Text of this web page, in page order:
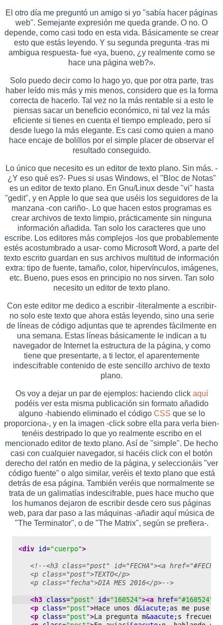
El otro día me preguntó un amigo si yo "sabía hacer páginas
web". Semejante expresión me queda grande. O no. O
depende, como casi todo en esta vida. Básicamente se crear
esto que estás leyendo. Y su segunda pregunta -tras mi
ambigua respuesta- fue «ya, bueno, ¿y realmente como se
hace una página web?».
Solo puedo decir como lo hago yo, que por otra parte, tras
haber leído mis más y mis menos, considero que es la forma
correcta de hacerlo. Tal vez no la más rentable si a esto le
piensas sacar un beneficio económico, ni tal vez la más
eficiente si tienes en cuenta el tiempo empleado, pero sí
desde luego la más elegante. Es casi como quien a mano
hace encaje de bolillos por el simple placer de observar el
resultado conseguido.
Lo único que necesito es un editor de texto plano. Sin más. -
¿Y eso qué es?- Pues si usas Windows, el "Bloc de Notas"
es un editor de texto plano. En Gnu/Linux desde "vi" hasta
"gedit", y en Apple lo que sea que uséis los seguidores de la
manzana -con cariño-. Lo que hacen estos programas es
crear archivos de texto limpio, prácticamente sin ninguna
información añadida. Tan solo los caracteres que uno
escribe. Los editores más complejos -los que probablemente
estés acostumbrado a usar- como Microsoft Word, a parte del
texto escrito guardan en sus archivos multitud de información
extra: tipo de fuente, tamaño, color, hipervínculos, imágenes,
etc. Bueno, pues esos en principio no nos sirven. Tan solo
necesito un editor de texto plano.
Con este editor me dedico a escribir -literalmente a escribir-
no solo este texto que ahora estás leyendo, sino una serie
de líneas de código adjuntas que te aprendes fácilmente en
una semana. Estas líneas básicamente le indican a tu
navegador de Internet la estructura de la página, y como
tiene que presentarte, a ti lector, el aparentemente
indescifrable contenido de este sencillo archivo de texto
plano.
Os voy a dejar un par de ejemplos: haciendo click aquí
podéis ver esta misma publicación sin formato añadido
alguno -habiendo eliminado el código CSS que se lo
proporciona-, y en la imagen -click sobre ella para verla bien-
tenéis destripado lo que yo realmente escribo en el
mencionado editor de texto plano. Así de "simple". De hecho
casi con cualquier navegador, si hacéis click con el botón
derecho del ratón en medio de la página, y seleccionáis "ver
código fuente" o algo similar, veréis el texto plano que está
detrás de esa página. También veréis que normalmente se
trata de un galimatías indescifrable, pues hace mucho que
los humanos dejaron de escribir desde cero sus páginas
web, para dar paso a las máquinas -añadir aquí música de
"The Terminator", o de "The Matrix", según se prefiera-.